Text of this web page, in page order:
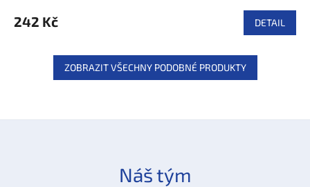
242 Kč DETAIL
ZOBRAZIT VŠECHNY PODOBNÉ PRODUKTY
Náš tým